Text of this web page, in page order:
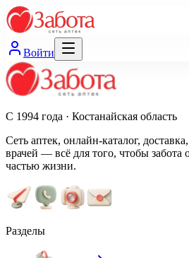
Войти
С 1994 года · Костанайская область
Сеть аптек, онлайн-каталог,
врачей — всё для того, чтобы забота
частью жизни.
Разделы